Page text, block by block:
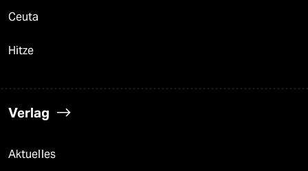
Ceuta
Hitze
Verlag
Aktuelles